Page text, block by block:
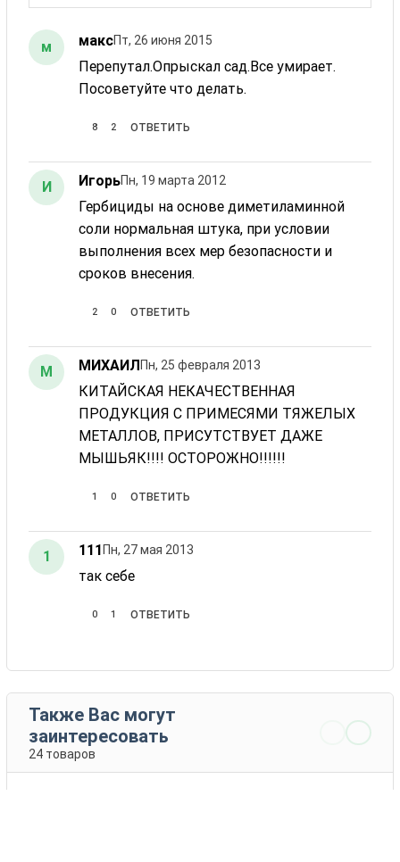
м максПт, 26 июня 2015
Перепутал.Опрыскал сад.Все умирает.
Посоветуйте что делать.
8 2 ОТВЕТИТЬ
И ИгорьПн, 19 марта 2012
Гербициды на основе диметиламинной
соли нормальная штука, при условии
выполнения всех мер безопасности и
сроков внесения.
2 0 ОТВЕТИТЬ
М МИХАИЛПн, 25 февраля 2013
КИТАЙСКАЯ НЕКАЧЕСТВЕННАЯ
ПРОДУКЦИЯ С ПРИМЕСЯМИ ТЯЖЕЛЫХ
МЕТАЛЛОВ, ПРИСУТСТВУЕТ ДАЖЕ
МЫШЬЯК!!!! ОСТОРОЖНО!!!!!!
1 0 ОТВЕТИТЬ
1 111Пн, 27 мая 2013
так себе
0 1 ОТВЕТИТЬ
Также Вас могут
заинтересовать
24 товаров